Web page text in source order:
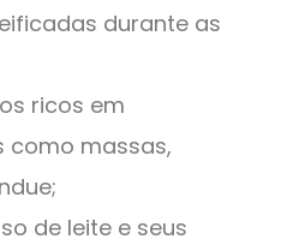
durante as
ricos em
como massas,
de leite e seus